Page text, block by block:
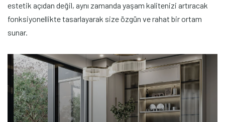
estetik açıdan değil, aynı zamanda yaşam kalitenizi artıracak
fonksiyonellikte tasarlayarak size özgün ve rahat bir ortam
sunar.